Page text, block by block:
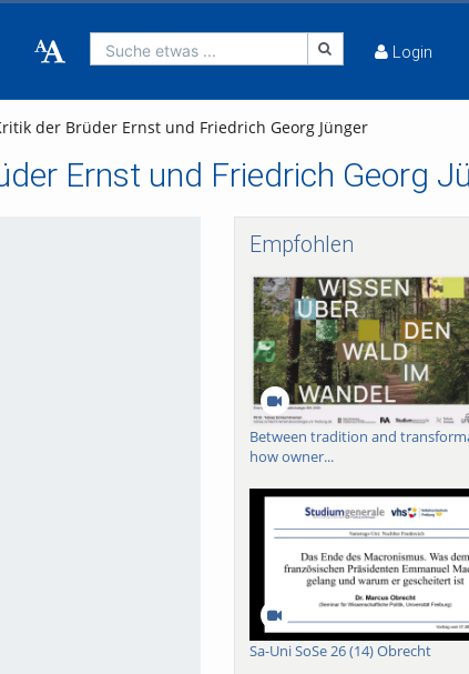
Suche etwas ... Login
der Brüder Ernst und Friedrich Georg Jünger
Ernst und Friedrich Georg
Empfohlen
Between tradition and
how owner...
Sa-Uni SoSe 26 (14) Obrecht